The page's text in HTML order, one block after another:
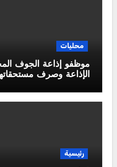
محليات
موظفو إذاعة الجوف
الإذاعة وصرف
رئيسية